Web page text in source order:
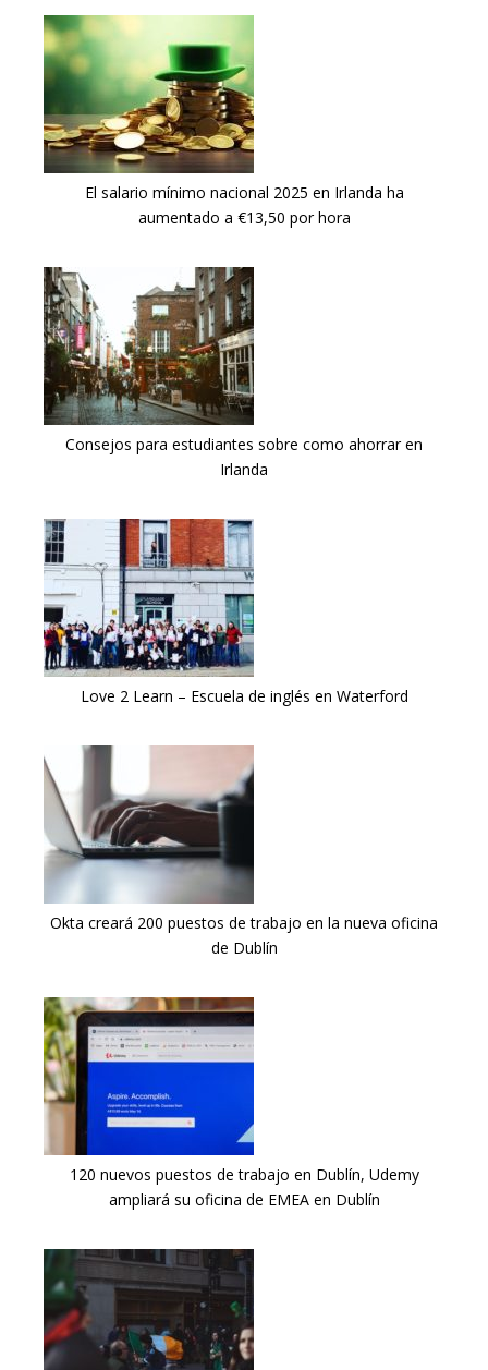
El salario mínimo nacional 2025 en Irlanda ha
aumentado a €13,50 por hora
Consejos para estudiantes sobre como ahorrar en
Irlanda
Love 2 Learn – Escuela de inglés en Waterford
Okta creará 200 puestos de trabajo en la nueva oficina
de Dublín
120 nuevos puestos de trabajo en Dublín, Udemy
ampliará su oficina de EMEA en Dublín